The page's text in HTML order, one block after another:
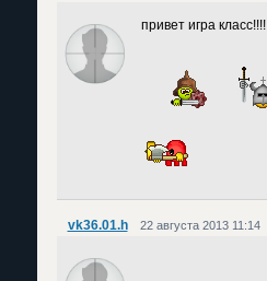
привет игра класс!!!!
vk36.01.h 22 августа 2013 11:14